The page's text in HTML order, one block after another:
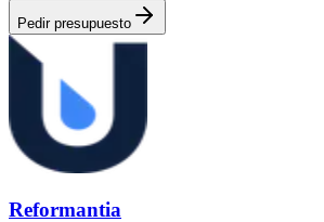
Pedir presupuesto
Reformantia